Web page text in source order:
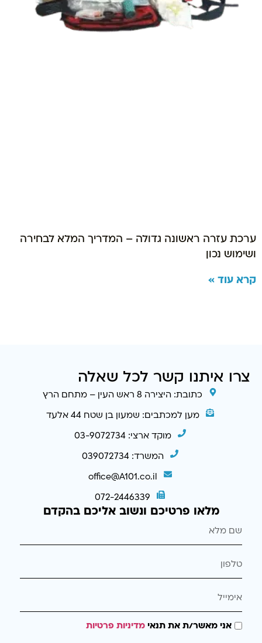
ערכת עזרה ראשונה גדולה – המדריך המלא לבחירה
ושימוש נכון
קרא עוד »
צרו איתנו קשר לכל שאלה
כתובת: היצירה 8 ראש העין – מתחם הרץ
מען למכתבים: שמעון בן שטח 44 אלעד
מוקד ארצי: 03-9072734
המשרד: 039072734
office@A101.co.il
072-2446339
מלאו פרטיכם ונשוב אליכם בהקדם
אני מאשר/ת את תנאימדיניות פרטיות